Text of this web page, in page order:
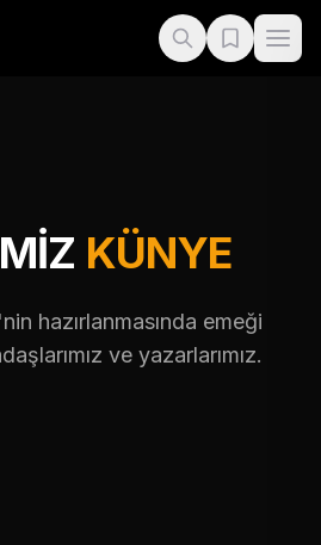
KÜNYE
hazırlanmasında emeği
ve yazarlarımız.